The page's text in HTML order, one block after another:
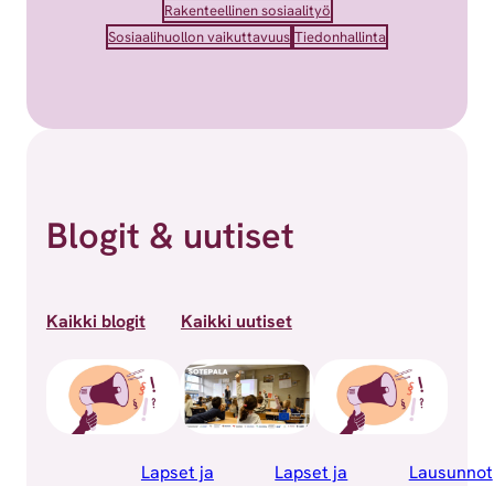
Rakenteellinen sosiaalityö
Sosiaalihuollon vaikuttavuus Tiedonhallinta
Blogit & uutiset
Kaikki blogit Kaikki uutiset
Lapset ja
Lapset ja
Lausunnot